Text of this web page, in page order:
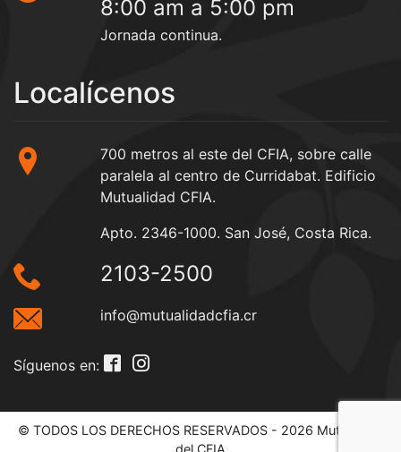
8:00 am a 5:00 pm
Jornada continua.
Localícenos
700 metros al este del CFIA, sobre calle
paralela al centro de Curridabat. Edificio
Mutualidad CFIA.
Apto. 2346-1000. San José, Costa Rica.
2103-2500
info@mutualidadcfia.cr
Síguenos en:
© TODOS LOS DERECHOS RESERVADOS - 2026 Mutualidad
del CFIA